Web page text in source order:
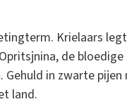
Krielaars
de
in zwarte
land.